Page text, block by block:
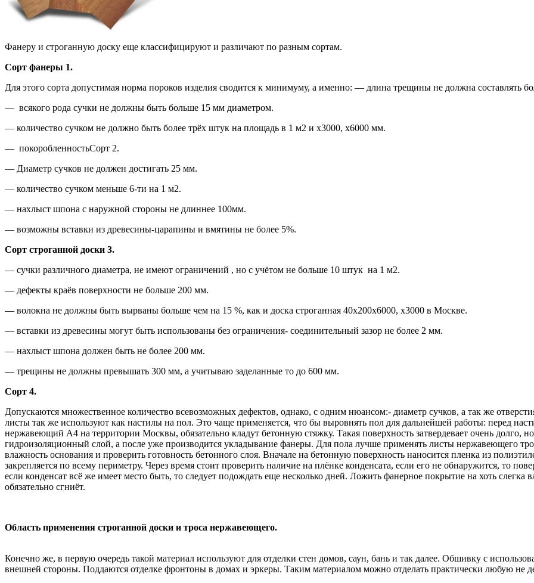
Фанеру и строганную доску еще классифицируют и различают по разным сортам.
Сорт фанеры 1.
Для этого сорта допустимая норма пороков изделия сводится к минимуму, а именно: — длина трещины не должна составлять
— всякого рода сучки не должны быть больше 15 мм диаметром.
— количество сучком не должно быть более трёх штук на площадь в 1 м2 и х3000, х6000 мм.
— покоробленностьСорт 2.
— Диаметр сучков не должен достигать 25 мм.
— количество сучком меньше 6-ти на 1 м2.
— нахлыст шпона с наружной стороны не длиннее 100мм.
— возможны вставки из древесины-царапины и вмятины не более 5%.
Сорт строганной доски 3.
— сучки различного диаметра, не имеют ограничений , но с учётом не больше 10 штук на 1 м2.
— дефекты краёв поверхности не больше 200 мм.
— волокна не должны быть вырваны больше чем на 15 %, как и доска строганная 40х200х6000, х3000 в Москве.
— вставки из древесины могут быть использованы без ограничения- соединительный зазор не более 2 мм.
— нахлыст шпона должен быть не более 200 мм.
— трещины не должны превышать 300 мм, а учитываю заделанные то до 600 мм.
Сорт 4.
Допускаются множественное количество всевозможных дефектов, однако, с одним нюансом:- диаметр сучков, а так же
листы так же используют как настилы на пол. Это чаще применяется, что бы выровнять пол для дальнейшей работы: перед
нержавеющий А4 на территории Москвы, обязательно кладут бетонную стяжку. Такая поверхность затвердевает очень долго,
гидроизоляционный слой, а после уже производится укладывание фанеры. Для пола лучше применять листы нержавеющего
влажность основания и проверить готовность бетонного слоя. Вначале на бетонную поверхность наносится пленка из
закрепляется по всему периметру. Через время стоит проверить наличие на плёнке конденсата, если его не обнаружится, то
если конденсат всё же имеет место быть, то следует подождать еще несколько дней. Ложить фанерное покрытие на хоть слегка
обязательно сгниёт.
Область применения строганной доски и троса нержавеющего.
Конечно же, в первую очередь такой материал используют для отделки стен домов, саун, бань и так далее. Обшивку с
внешней стороны. Поддаются отделке фронтоны в домах и эркеры. Таким материалом можно отделать практически любую не